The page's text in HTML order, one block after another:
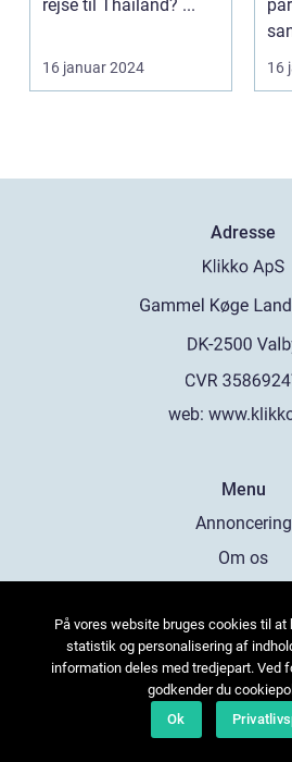
rejse til Thailand? ...
16 januar 2024 16
Adresse
web:
Menu
Annoncering
Om os
Kontakt os
Sitemap
På vores website bruges cookies til at
statistik og personalisering af
information deles med tredjepart. Ved
godkender du
Ok